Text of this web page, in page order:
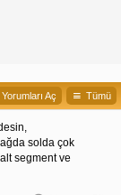
Tümü
Aç
solda çok
segment ve